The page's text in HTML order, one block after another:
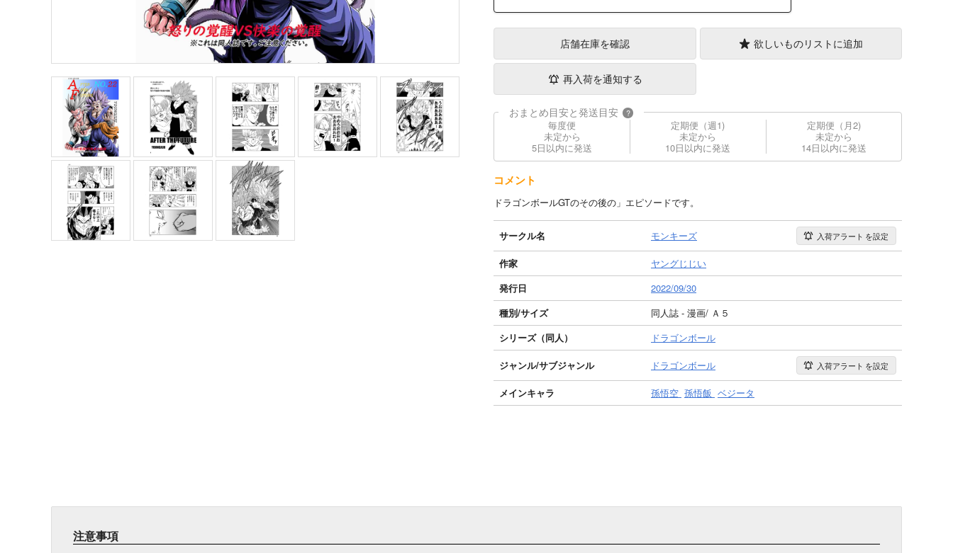
店舗在庫を確認 欲しいものリストに追加
再入荷を通知する
おまとめ目安と発送目安 ?
毎度便
未定から
5日以内に発送
定期便（週1)
未定から
10日以内に発送
定期便（月2)
未定から
14日以内に発送
コメント
ドラゴンボールGTのその後の」エピソードです。
サークル名 モンキーズ 入荷アラート を設定
作家
ヤングじじい
発行日
2022/09/30
種別/サイズ
同人誌 - 漫画/ Ａ５
シリーズ（同人）
ドラゴンボール
ジャンル/サブジャンル ドラゴンボール 入荷アラート を設定
メインキャラ 孫悟空 孫悟飯 ベジータ
注意事項